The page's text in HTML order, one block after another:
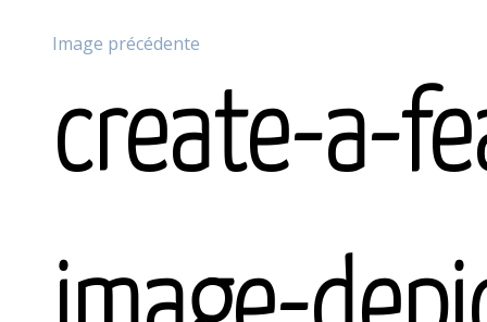
Image précédente
create-a-